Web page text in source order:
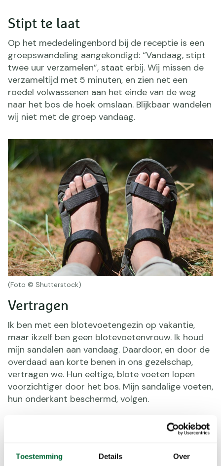
Toestemming Details Over
Stipt te laat
Op het mededelingenbord bij de receptie is een
groepswandeling aangekondigd: “Vandaag, stipt
twee uur verzamelen”, staat erbij. Wij missen de
verzameltijd met 5 minuten, en zien net een
roedel volwassenen aan het einde van de weg
naar het bos de hoek omslaan. Blijkbaar wandelen
wij niet met de groep vandaag.
Vertragen
Ik ben met een blotevoetengezin op vakantie,
maar ikzelf ben geen blotevoetenvrouw. Ik houd
mijn sandalen aan vandaag. Daardoor, en door de
overdaad aan korte benen in ons gezelschap,
vertragen we. Hun eeltige, blote voeten lopen
voorzichtiger door het bos. Mijn sandalige voeten,
hun onderkant beschermd, volgen.
(Foto © Shutterstock)
groepswandelgids.